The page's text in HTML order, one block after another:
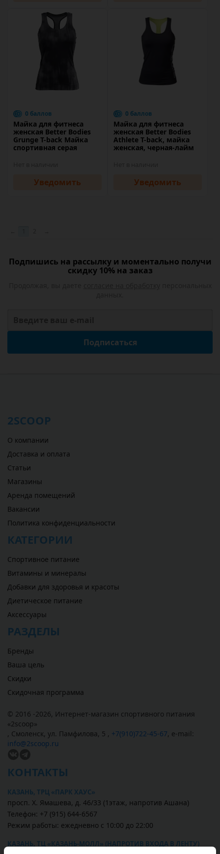
0 баллов
Майка для фитнеса
женская Better Bodies
Grunge T-back Майка
спортивная серая
Уведомить
0 баллов
Майка для фитнеса
женская Better Bodies
Athlete T-back, майка
женская, черная-лайм
Уведомить
Подпишись на рассылку и моментально получи
скидку 10% на заказ
Подписаться
2SCOOP
О компании
Доставка и оплата
Статьи
Магазины
Аренда помещений
Вакансии
Политика конфиденциальности
КАТЕГОРИИ
Спортивное питание
Витамины и минералы
Добавки для здоровья и красоты
Диетическое питание
Аксессуары
РАЗДЕЛЫ
Бренды
Ваша цель
Скидки
Скидочная программа
© 2016 -2026, Интернет-магазин спортивного питания
«2scoop»
, Смоленск, ул. Памфилова, 5 , +7(910)722-45-67, e-mail:
info@2scoop.ru
КОНТАКТЫ
КАЗАНЬ, ТРЦ «ПАРК ХАУС»
просп. Х. Ямашева, д. 46/33 (1этаж, напротив Ашана)
Телефон: +7 (915) 644-6567
Режим работы: ежедневно с 10:00 до 22:00
КАЗАНЬ, ТЦ «КАЗАНЬ-МОЛЛ» (НАПРОТИВ ВХОДА В ЛЕНТУ)